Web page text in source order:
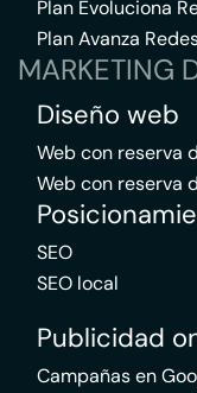
Plan Evoluciona
Plan Avanza
MARKETING
Diseño web
Web con reserva
Web con reserva
SEO
SEO local
Publicidad
Campañas en